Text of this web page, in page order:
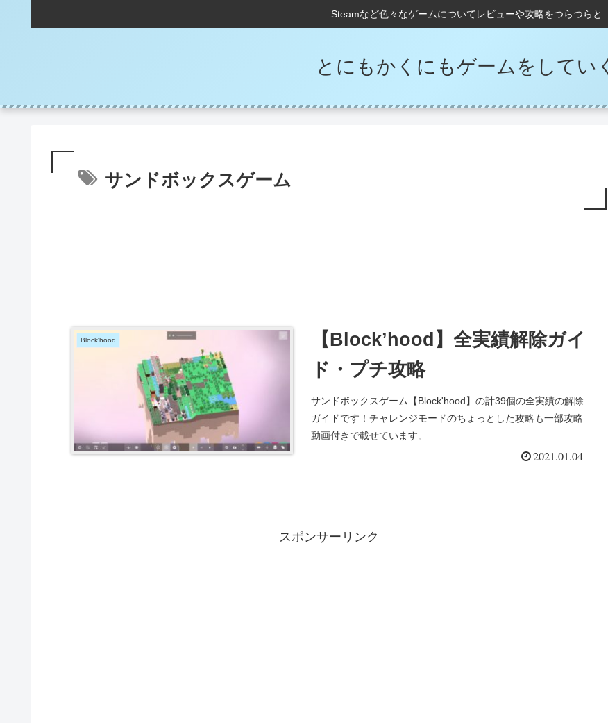
Steamなど色々なゲームについてレビューや攻略をつらつらと
とにもかくにもゲームをしてい
サンドボックスゲーム
Block'hood
【Block’hood】全実績解除ガイ
ド・プチ攻略
サンドボックスゲーム【Block'hood】の計39個の全実績の解除
ガイドです！チャレンジモードのちょっとした攻略も一部攻略
動画付きで載せています。
2021.01.04
スポンサーリンク